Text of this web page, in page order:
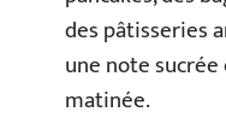
des pâtisseries
une note
matinée.